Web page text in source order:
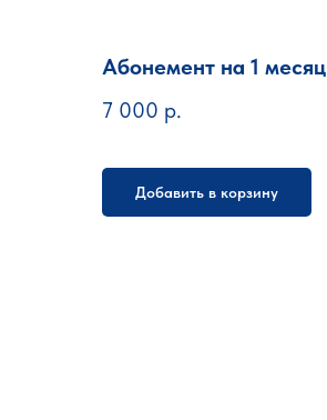
Абонемент на 1 месяц
7 000 р.
Добавить в корзину